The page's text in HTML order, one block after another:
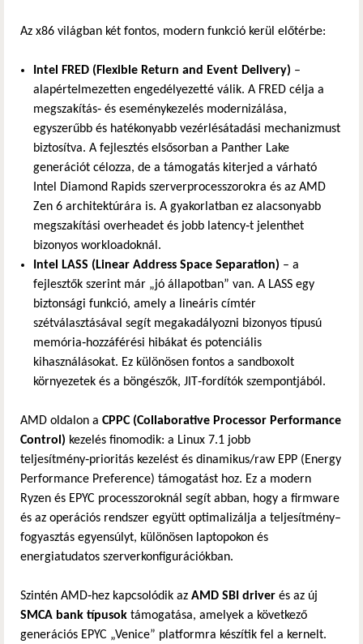
Az x86 világban két fontos, modern funkció kerül előtérbe:
Intel FRED (Flexible Return and Event Delivery) –
alapértelmezetten engedélyezetté válik. A FRED célja a
megszakítás‑ és eseménykezelés modernizálása,
egyszerűbb és hatékonyabb vezérlésátadási mechanizmust
biztosítva. A fejlesztés elsősorban a Panther Lake
generációt célozza, de a támogatás kiterjed a várható
Intel Diamond Rapids szerverprocesszorokra és az AMD
Zen 6 architektúrára is. A gyakorlatban ez alacsonyabb
megszakítási overheadet és jobb latency‑t jelenthet
bizonyos workloadoknál.
Intel LASS (Linear Address Space Separation) – a
fejlesztők szerint már „jó állapotban” van. A LASS egy
biztonsági funkció, amely a lineáris címtér
szétválasztásával segít megakadályozni bizonyos típusú
memória‑hozzáférési hibákat és potenciális
kihasználásokat. Ez különösen fontos a sandboxolt
környezetek és a böngészők, JIT‑fordítók szempontjából.
AMD oldalon a CPPC (Collaborative Processor Performance
Control) kezelés finomodik: a Linux 7.1 jobb
teljesítmény‑prioritás kezelést és dinamikus/raw EPP (Energy
Performance Preference) támogatást hoz. Ez a modern
Ryzen és EPYC processzoroknál segít abban, hogy a firmware
és az operációs rendszer együtt optimalizálja a teljesítmény–
fogyasztás egyensúlyt, különösen laptopokon és
energiatudatos szerverkonfigurációkban.
Szintén AMD‑hez kapcsolódik az AMD SBI driver és az új
SMCA bank típusok támogatása, amelyek a következő
generációs EPYC „Venice” platformra készítik fel a kernelt.